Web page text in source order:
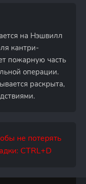
на Нэшвилл
кантри-
пожарную часть
операции.
раскрыта,
не потерять
CTRL+D